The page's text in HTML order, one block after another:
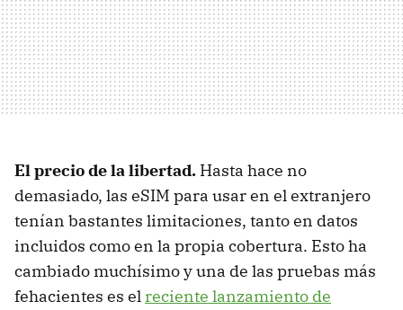
El precio de la libertad. Hasta hace no
demasiado, las eSIM para usar en el extranjero
tenían bastantes limitaciones, tanto en datos
incluidos como en la propia cobertura. Esto ha
cambiado muchísimo y una de las pruebas más
fehacientes es el reciente lanzamiento de